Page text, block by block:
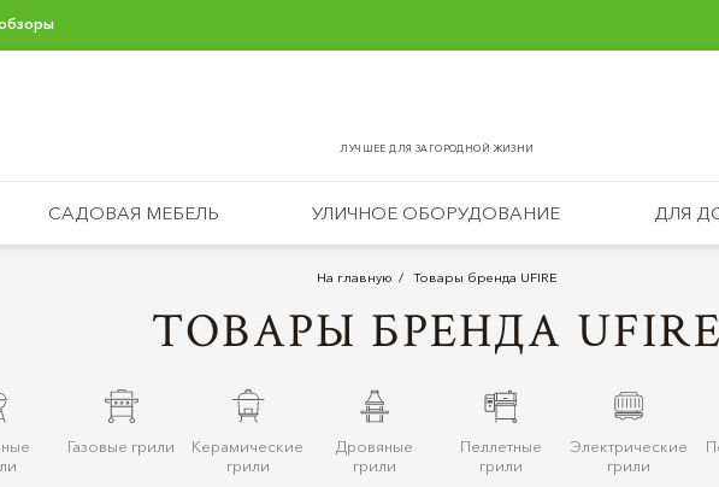
ЛУЧШЕЕ ДЛЯ ЗАГОРОДНОЙ ЖИЗНИ
САДОВАЯ МЕБЕЛЬ УЛИЧНОЕ ОБОРУДОВАНИЕ ДЛЯ
На главную Товары бренда UFIRE
ТОВАРЫ БРЕНДА UFIRE
Газовые грили
Керамические
грили
Дровяные
грили
Пеллетные
грили
Электрические
грили